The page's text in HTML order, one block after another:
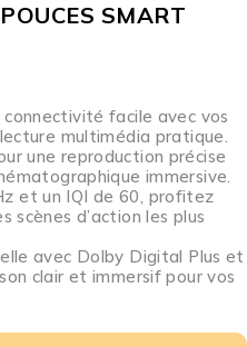
SMART
facile avec vos
multimédia pratique.
une reproduction précise
immersive.
et un IQI de 60, profitez
scènes d’action les plus
avec Dolby Digital Plus et
clair et immersif pour vos